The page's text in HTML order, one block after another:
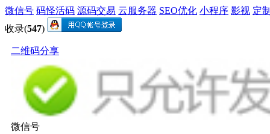
微信号 码怪活码 源码交易 云服务器 SEO优化 小程序 影视 定
收录(547)
二维码分享
微信号